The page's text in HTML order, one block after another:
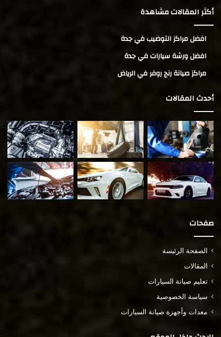
أكثر المقالات مشاهدة
افضل مراكز التوضيب في جدة
افضل ورشة سيارات في جدة
مراكز صيانة رنج روفر في الرياض
أحدث المقالات
صفحات
الصفحة الرئيسة
المقالات
تعليم صيانة السيارات
سياسة الخصوصية
معدات وأجهزة صيانة السيارات